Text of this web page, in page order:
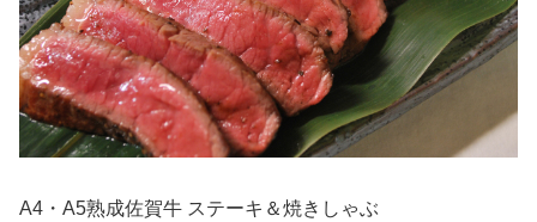
A4・A5熟成佐賀牛 ステーキ＆焼きしゃぶ